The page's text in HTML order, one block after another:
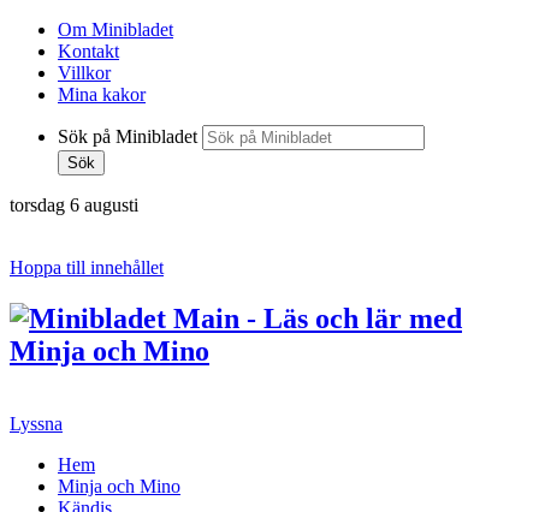
Om Minibladet
Kontakt
Villkor
Mina kakor
Sök på Minibladet
Sök
torsdag 6 augusti
Hoppa till innehållet
Lyssna
Hem
Minja och Mino
Kändis